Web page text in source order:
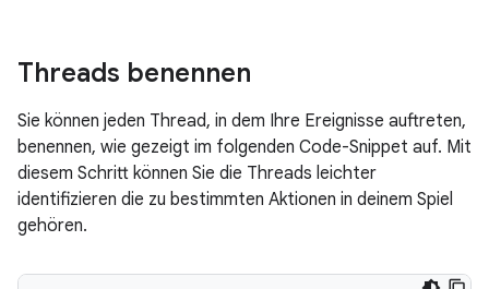
Threads benennen
Sie können jeden Thread, in dem Ihre Ereignisse auftreten,
benennen, wie gezeigt im folgenden Code-Snippet auf. Mit
diesem Schritt können Sie die Threads leichter
identifizieren die zu bestimmten Aktionen in deinem Spiel
gehören.